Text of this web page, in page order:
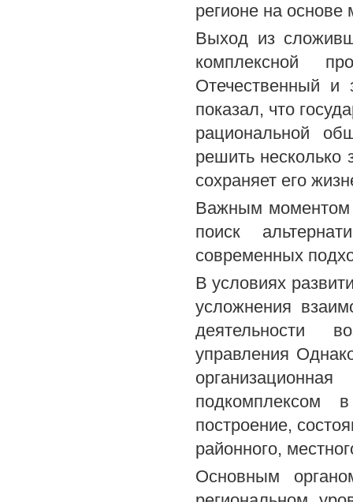
регионе на основе
Выход из
комплексной
Отечественный и
показал, что
рациональной
решить несколько
сохраняет его
Важным моментом
поиск
современных
В условиях
усложнения
деятельности
управления
подкомплексом
построение,
районного,
Основным